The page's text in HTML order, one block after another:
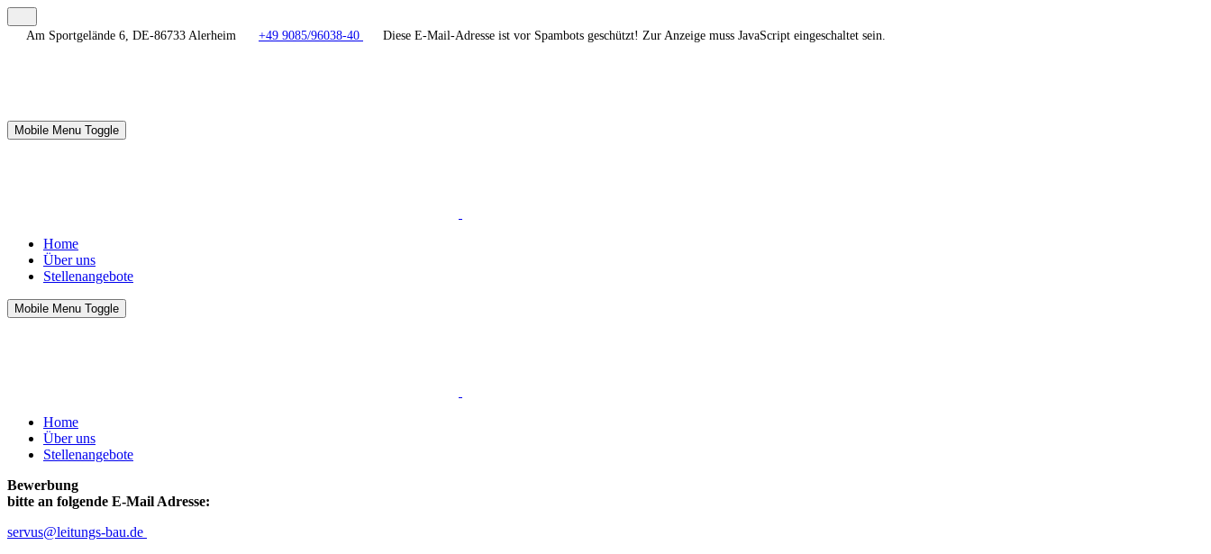
Am Sportgelände 6, DE-86733 Alerheim +49 9085/96038-40 Diese E-Mail-Adresse ist vor Spambots geschützt! Zur Anzeige muss JavaScript eingeschaltet sein.
Mobile Menu Toggle
Home
Über uns
Stellenangebote
Mobile Menu Toggle
Home
Über uns
Stellenangebote
Bewerbung
bitte an folgende E-Mail Adresse:
servus@leitungs-bau.de